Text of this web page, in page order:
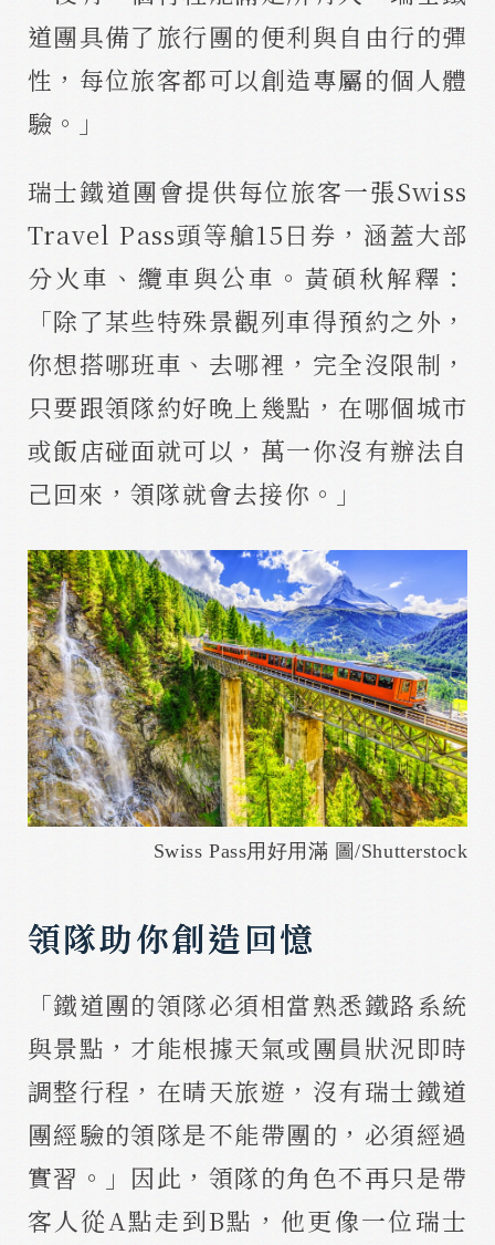
道團具備了旅行團的便利與自由行的彈
性，每位旅客都可以創造專屬的個人體
驗。」
瑞士鐵道團會提供每位旅客一張Swiss
Travel Pass頭等艙15日券，涵蓋大部
分火車、纜車與公車。黃碩秋解釋：
「除了某些特殊景觀列車得預約之外，
你想搭哪班車、去哪裡，完全沒限制，
只要跟領隊約好晚上幾點，在哪個城市
或飯店碰面就可以，萬一你沒有辦法自
己回來，領隊就會去接你。」
Swiss Pass用好用滿 圖/Shutterstock
領隊助你創造回憶
「鐵道團的領隊必須相當熟悉鐵路系統
與景點，才能根據天氣或團員狀況即時
調整行程，在晴天旅遊，沒有瑞士鐵道
團經驗的領隊是不能帶團的，必須經過
實習。」因此，領隊的角色不再只是帶
客人從A點走到B點，他更像一位瑞士